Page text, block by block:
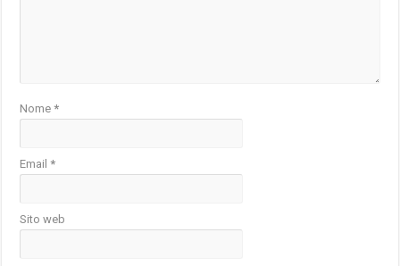
Nome*
Email*
Sito web